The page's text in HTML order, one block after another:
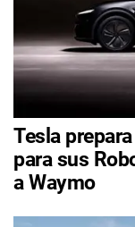
Tesla
para sus
a Waymo